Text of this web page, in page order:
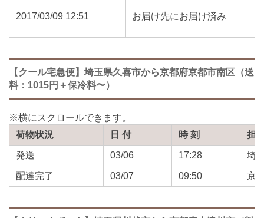
2017/03/09 12:51 お届け先にお届け済み
【クール宅急便】埼玉県久喜市から京都府京都市南区（送
料：1015円＋保冷料〜）
荷物状況 日 付 時 刻 担
発送 03/06 17:28 埼
配達完了 03/07 09:50 京